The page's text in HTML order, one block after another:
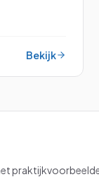
for
Bekijk